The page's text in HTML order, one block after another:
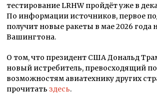
тестирование LRHW пройдёт уже в
По информации источников, первое
получит новые ракеты в мае 2026 года
Вашингтона.
О том, что президент США Дональд
новый истребитель, превосходящий
возможностям авиатехнику других
прочитать здесь.